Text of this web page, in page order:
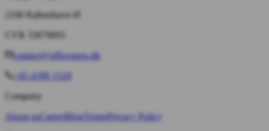
2100 København Ø
CVR 33070691
contact@officeguru.dk
+45 4399 1529
Company
About usCareerBlog TermsPrivacy Policy